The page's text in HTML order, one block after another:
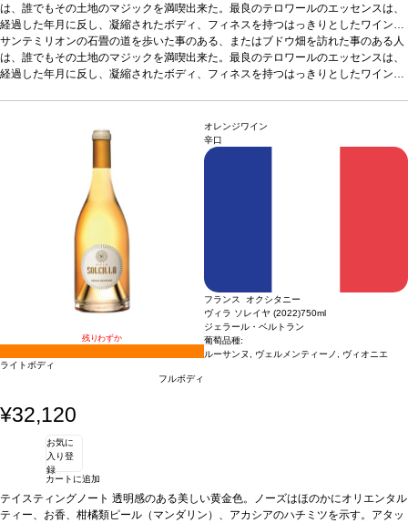
は、誰でもその土地のマジックを満喫出来た。最良のテロワールのエッセンスは、
経過した年月に反し、凝縮されたボディ、フィネスを持つはっきりとしたワインを
造り出す。 シャトー・カノンとローザン・セグラの所有者であるシャネルは、201
7年にシャトー・ベルリケを買収した。エステートはサンテミリオンの中心に位置
する宝である。シャトー・カノンのブドウ畑に完全に囲まれ、テロワールは台地に
し、急斜面そしてなだらかな斜面がドルドーニュ川へと続く。石灰岩台地によるワ
インの組成への影響は明らかで、格別できりっとしたエレガントなワインを造り出
すポテンシャルを持つ。 ベルリケの特徴であるテロワ?ルとはっきりとしたエレガ
ントなミネラル感のスタイルの間に起こるマジックは自然によるものである。現在
シャトー・カノンのチームが同様のケアと高い技術力でシャトー・ベルリケの管理
に取り組んでいる。 近隣にあるシャトー・カノンの区画での20年に及ぶ経験は疑
う余地のないしっかりとした礎となり、この複雑な作業を実行している。彼らのコ
ミットメントは2017年のヴィンテージから始まっている。
フローラルなノーズが広がり、ケンティフォリアローズとブラックベリーが融合
し、フルーティーさのパワーは徐々に増し、ヴィンテージの深みを際立たせてい
る。2つの魅力的な芳香は野性的なタッチを添え、まろやかで美味しい含みへと展
開する。スワリングすると凝縮したアロマがグラスから立ち上り、赤果実とほのか
なリコリスも感じる。口に含むと、引き立ったコクに、肉厚で美しいテクスチャー
に魅了される。フィニッシュは石灰岩の骨格を想起させる繊細な塩味と、長く心地
葡萄品種メルロー 65%、カベルネ・フラン 35%
サンテミリオンの石畳の道を歩いた事のある、またはブドウ畑を訪れた事のある人
は、誰でもその土地のマジックを満喫出来た。最良のテロワールのエッセンスは、
経過した年月に反し、凝縮されたボディ、フィネスを持つはっきりとしたワインを
する宝である。シャトー・カノンのブドウ畑に完全に囲まれ、テロワールは台地に
広がる。シャトー・カノンの歴史ある区画に沿って、メルロー、カベルネ・フラン
が植わっている10ヘクタールのブドウ畑はサンテミリオン丘の西の斜面を見下ろ
し、急斜面そしてなだらかな斜面がドルドーニュ川へと続く。石灰岩台地によるワ
インの組成への影響は明らかで、格別できりっとしたエレガントなワインを造り出
すポテンシャルを持つ。 ベルリケの特徴であるテロワ?ルとはっきりとしたエレガ
ントなミネラル感のスタイルの間に起こるマジックは自然によるものである。現在
シャトー・カノンのチームが同様のケアと高い技術力でシャトー・ベルリケの管理
に取り組んでいる。 近隣にあるシャトー・カノンの区画での20年に及ぶ経験は疑
う余地のないしっかりとした礎となり、この複雑な作業を実行している。彼らのコ
ミットメントは2017年のヴィンテージから始まっている。
テイスティングノート
フローラルなノーズが広がり、ケンティフォリアローズとブラックベリーが融合
し、フルーティーさのパワーは徐々に増し、ヴィンテージの深みを際立たせてい
る。2つの魅力的な芳香は野性的なタッチを添え、まろやかで美味しい含みへと展
開する。スワリングすると凝縮したアロマがグラスから立ち上り、赤果実とほのか
なリコリスも感じる。口に含むと、引き立ったコクに、肉厚で美しいテクスチャー
に魅了される。フィニッシュは石灰岩の骨格を想起させる繊細な塩味と、長く心地
残りわずか
ライトボディ
フルボディ
オレンジワイン
辛口
フランス オクシタニー
ヴィラ ソレイヤ (2022)750ml
ジェラール・ベルトラン
葡萄品種:
ルーサンヌ, ヴェルメンティーノ, ヴィオニエ
¥32,120
お気に
入り登
録
カートに追加
テイスティングノート 透明感のある美しい黄金色。ノーズはほのかにオリエンタル
ティー、お香、柑橘類ピール（マンダリン）、アカシアのハチミツを示す。アタッ